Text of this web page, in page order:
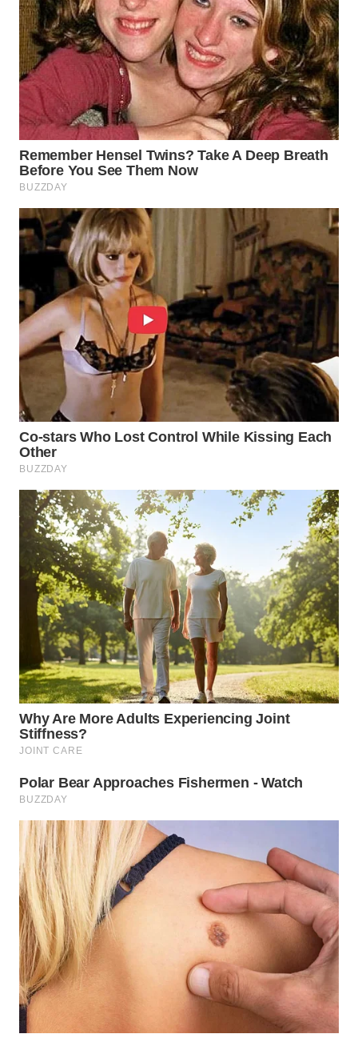
BOGOR
WN
DEPOK
WN
TAPANULI
UTARA
WN
WN
PADANG
WN
SUMEDANG
CIANJUR
WN
KEPULAUAN
SERIBU
WN
TANGERANG
WN
BINJAI
WN
CIREBON
WN
INDRAMAYU
WN
MAJALENGKA
WN
SUBANG
WN
SUKABUMI
WN
PURWAKARTA